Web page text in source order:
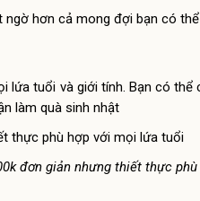
hơn cả mong đợi bạn có
lứa tuổi và giới tính. Bạn có
làm quà sinh nhật
đơn giản nhưng thiết thực